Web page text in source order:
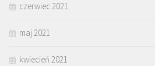
czerwiec 2021
maj 2021
kwiecień 2021